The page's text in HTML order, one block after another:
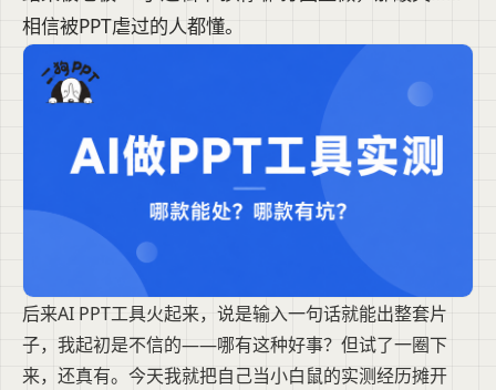
相信被PPT虐过的人都懂。
后来AI PPT工具火起来，说是输入一句话就能出整套片
子，我起初是不信的——哪有这种好事？但试了一圈下
来，还真有。今天我就把自己当小白鼠的实测经历摊开